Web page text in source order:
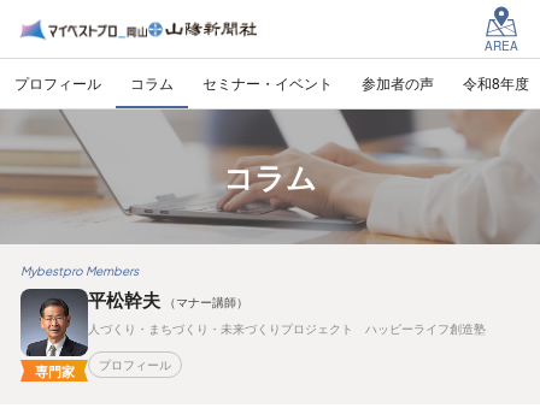
AREA
プロフィール コラム セミナー・イベント 参加者の声 令和8年度
コラム
Mybestpro Members
専門家
平松幹夫
（マナー講師）
人づくり・まちづくり・未来づくりプロジェクト ハッピーライフ創造塾
プロフィール